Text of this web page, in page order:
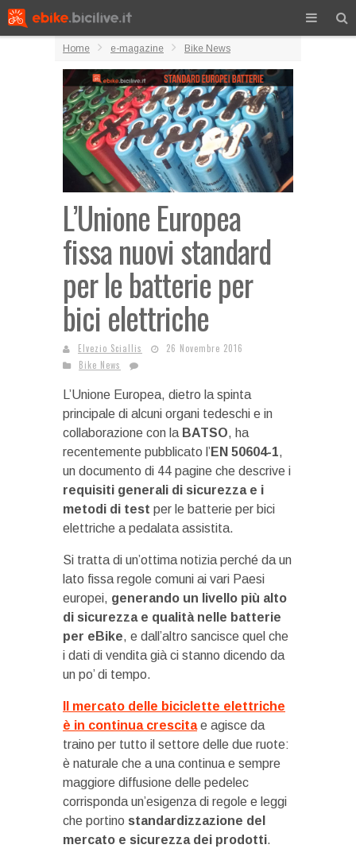
Home e-magazine Bike News
L’Unione Europea
fissa nuovi standard
per le batterie per
bici elettriche
Elvezio Sciallis
26 Novembre 2016
Bike News
L’Unione Europea, dietro la spinta
principale di alcuni organi tedeschi e in
collaborazione con la BATSO, ha
recentemente pubblicato l’EN 50604-1,
un documento di 44 pagine che descrive i
requisiti generali di sicurezza e i
metodi di test per le batterie per bici
elettriche a pedalata assistita.
Si tratta di un’ottima notizia perché da un
lato fissa regole comuni ai vari Paesi
europei, generando un livello più alto
di sicurezza e qualità nelle batterie
per eBike, e dall’altro sancisce quel che
i dati di vendita già ci stanno dicendo da
un po’ di tempo.
Il mercato delle biciclette elettriche
è in continua crescitae agisce da
traino per tutto il settore delle due ruote:
è naturale che a una continua e sempre
maggiore diffusione delle pedelec
corrisponda un’esigenza di regole e leggi
che portino standardizzazione del
mercato e sicurezza dei prodotti.